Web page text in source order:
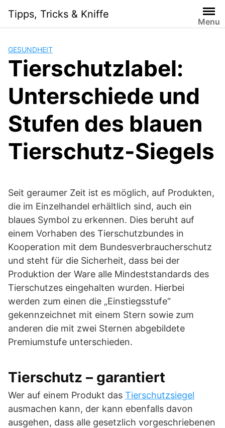
content
Tipps, Tricks & Kniffe
Menu
GESUNDHEIT
Tierschutzlabel:
Unterschiede und
Stufen des blauen
Tierschutz-Siegels
Seit geraumer Zeit ist es möglich, auf Produkten,
die im Einzelhandel erhältlich sind, auch ein
blaues Symbol zu erkennen. Dies beruht auf
einem Vorhaben des Tierschutzbundes in
Kooperation mit dem Bundesverbraucherschutz
und steht für die Sicherheit, dass bei der
Produktion der Ware alle Mindeststandards des
Tierschutzes eingehalten wurden. Hierbei
werden zum einen die „Einstiegsstufe“
gekennzeichnet mit einem Stern sowie zum
anderen die mit zwei Sternen abgebildete
Premiumstufe unterschieden.
Tierschutz – garantiert
Wer auf einem Produkt das Tierschutzsiegel
ausmachen kann, der kann ebenfalls davon
ausgehen, dass alle gesetzlich vorgeschriebenen